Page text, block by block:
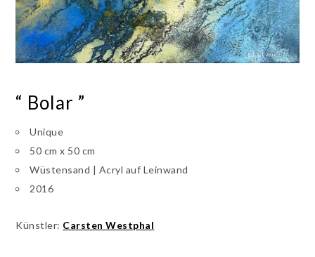
“ Bolar ”
Unique
50 cm x 50 cm
Wüstensand | Acryl auf Leinwand
2016
Künstler: Carsten Westphal